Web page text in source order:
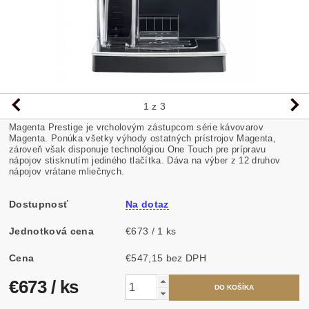
1 z 3
Magenta Prestige je vrcholovým zástupcom série kávovarov
Magenta. Ponúka všetky výhody ostatných prístrojov Magenta,
zároveň však disponuje technológiou One Touch pre prípravu
nápojov stisknutím jediného tlačítka. Dáva na výber z 12 druhov
nápojov vrátane mliečnych.
Dostupnosť Na dotaz
Jednotková cena €673 / 1 ks
Cena €547,15 bez DPH
€673 / ks